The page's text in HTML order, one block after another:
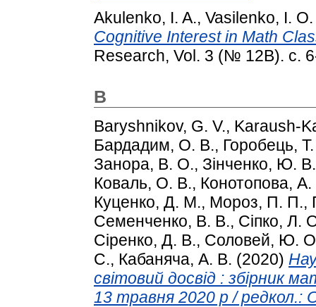
Akulenko, I. A., Vasilenko, I. O.
Cognitive Interest in Math
Research, Vol. 3 (№ 12B). с.
B
Baryshnikov, G. V., Karaush-
Бардадим, О. В., Горобець,
Занора, В. О., Зінченко, Ю. В.
Коваль, О. В., Конотопова,
Куценко, Д. М., Мороз, П. П.,
Семенченко, В. В., Сіпко, Л.
Сіренко, Д. В., Соловей, Ю.
С., Кабаняча, А. В. (2020)
світовий досвід : збірник
13 травня 2020 р / редкол.: